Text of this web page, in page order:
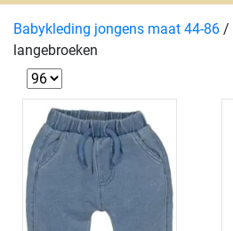
Babykleding jongens maat 44-86 /
langebroeken